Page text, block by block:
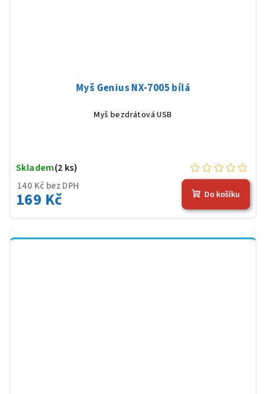
Myš Genius NX-7005 bílá
Myš bezdrátová USB
140 Kč bez DPH
169 Kč
Skladem(2 ks)
Do košíku